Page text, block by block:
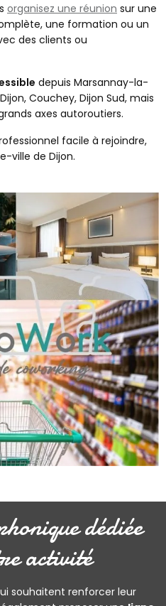
organisez une réunion sur une
une formation ou un
des clients ou
depuis Marsannay-la-
Couchey, Dijon Sud, mais
axes autoroutiers.
facile à rejoindre,
ville de Dijon.
dédiée
activité
souhaitent renforcer leur